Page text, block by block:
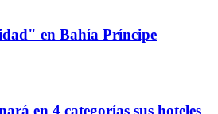
en Bahía Príncipe
en 4 categorías sus hoteles